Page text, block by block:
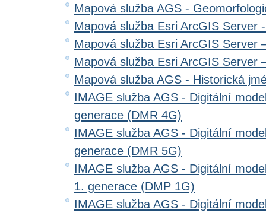
Mapová služba AGS -
Mapová služba Esri ArcGIS Server
Mapová služba Esri ArcGIS Server
Mapová služba Esri ArcGIS Server
Mapová služba AGS - Historická
IMAGE služba AGS - Digitální
generace (DMR 4G)
IMAGE služba AGS - Digitální
generace (DMR 5G)
IMAGE služba AGS - Digitální
1. generace (DMP 1G)
IMAGE služba AGS - Digitální